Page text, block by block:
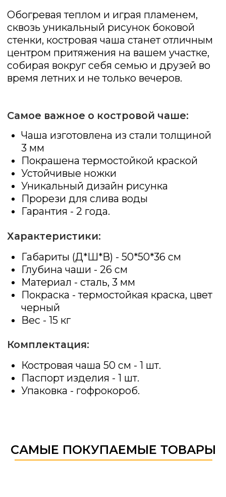
О компании
Акции
Контакты
Партнёрам
конфиденциальности
О нас
Свяжитесь с нами
2026 © Просто Огонь
info@prosto-ogon.ru
Оплата и доставка
Гарантии
Статьи
Важное
Реквизиты
ИНН 7725345245
ОГРН 5167746451494